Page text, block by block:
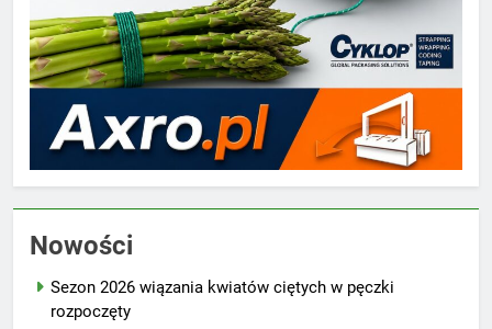
Nowości
Sezon 2026 wiązania kwiatów ciętych w pęczki
rozpoczęty